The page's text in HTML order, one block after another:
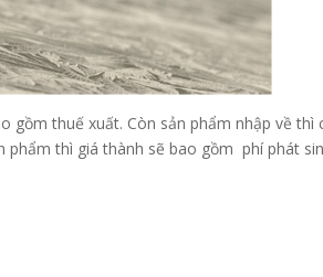
gồm thuế xuất. Còn sản phẩm nhập về thì
phẩm thì giá thành sẽ bao gồm phí phát